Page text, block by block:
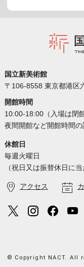
国立新美術館
〒106-8558 東京都港区
開館時間
10:00-18:00（入場は閉
夜間開館など開館時間の
休館日
毎週火曜日
（祝日又は振替休日に
アクセス
© Copyright NACT. All